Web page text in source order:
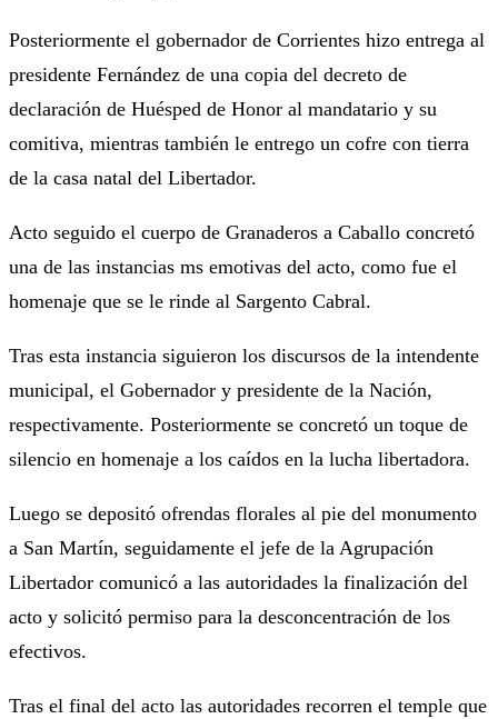
Posteriormente el gobernador de Corrientes hizo entrega al
presidente Fernández de una copia del decreto de
declaración de Huésped de Honor al mandatario y su
comitiva, mientras también le entrego un cofre con tierra
de la casa natal del Libertador.
Acto seguido el cuerpo de Granaderos a Caballo concretó
una de las instancias ms emotivas del acto, como fue el
homenaje que se le rinde al Sargento Cabral.
Tras esta instancia siguieron los discursos de la intendente
municipal, el Gobernador y presidente de la Nación,
respectivamente. Posteriormente se concretó un toque de
silencio en homenaje a los caídos en la lucha libertadora.
Luego se depositó ofrendas florales al pie del monumento
a San Martín, seguidamente el jefe de la Agrupación
Libertador comunicó a las autoridades la finalización del
acto y solicitó permiso para la desconcentración de los
efectivos.
Tras el final del acto las autoridades recorren el temple que